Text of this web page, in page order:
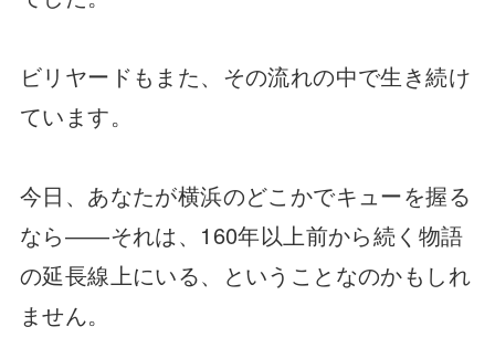
ビリヤードもまた、その流れの中で生き続け
ています。
今日、あなたが横浜のどこかでキューを握る
なら――それは、160年以上前から続く物語
の延長線上にいる、ということなのかもしれ
ません。